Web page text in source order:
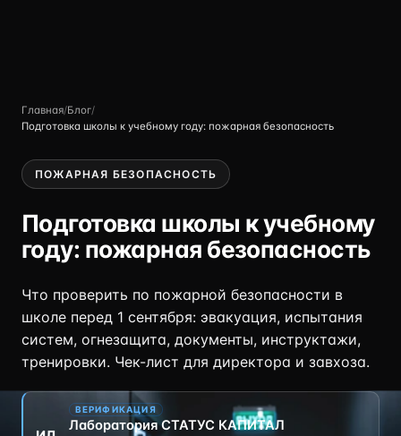
Главная/Блог/
Подготовка школы к учебному году: пожарная безопасность
ПОЖАРНАЯ БЕЗОПАСНОСТЬ
Подготовка школы к учебному
году: пожарная безопасность
Что проверить по пожарной безопасности в
школе перед 1 сентября: эвакуация, испытания
систем, огнезащита, документы, инструктажи,
тренировки. Чек-лист для директора и завхоза.
ВЕРИФИКАЦИЯ
Лаборатория СТАТУС КАПИТАЛ